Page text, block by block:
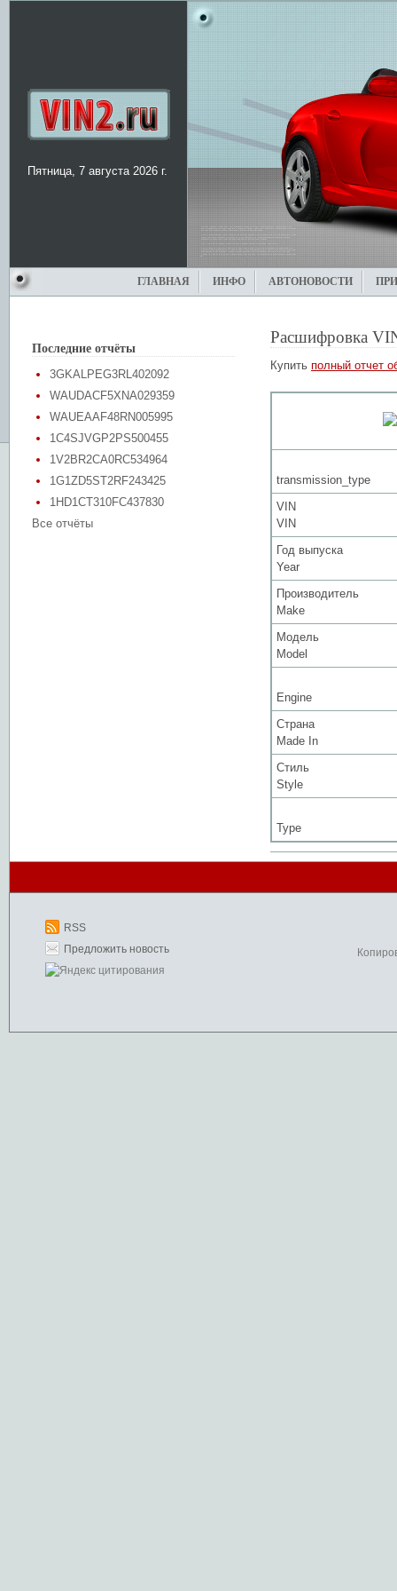
Пятница, 7 августа 2026 г.
ГЛАВНАЯ ИНФО АВТОНОВОСТИ
Последние отчёты
3GKALPEG3RL402092
WAUDACF5XNA029359
WAUEAAF48RN005995
1C4SJVGP2PS500455
1V2BR2CA0RC534964
1G1ZD5ST2RF243425
1HD1CT310FC437830
Все отчёты
Расшифровка
Купить полный отчет
transmission_type
VIN
VIN
Год выпуска
Year
Производитель
Make
Модель
Model
Engine
Страна
Made In
Стиль
Style
Type
RSS
Предложить новость